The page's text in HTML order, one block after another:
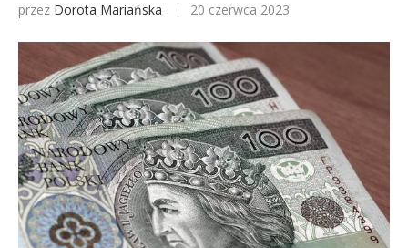
przez Dorota Mariańska 20 czerwca 2023